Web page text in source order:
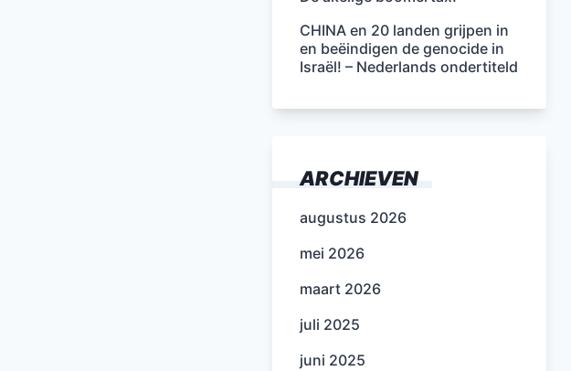
CHINA en 20 landen grijpen in
en beëindigen de genocide in
Israël! – Nederlands ondertiteld
ARCHIEVEN
augustus 2026
mei 2026
maart 2026
juli 2025
juni 2025